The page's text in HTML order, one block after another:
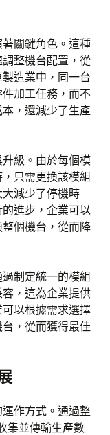
關鍵角色。這種
整機台配置，從
造業中，同一台
加工任務，而不
，還減少了生產
級。由於每個模
只需更換該模組
減少了停機時
進步，企業可以
個機台，從而降
制定統一的模組
，這為企業提供
以根據需求選擇
，從而獲得最佳
作方式。通過整
集並傳輸生產數